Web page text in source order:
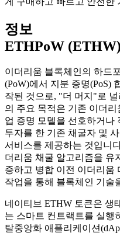
정보
ETHPoW (ETHW)
이더리움 블록체인의 하드
(PoW)에서 지분 증명(PoS)
작된 것으로, "더 머지"로
의 주요 목적은 기존 이더
업 증명 모델을 선호하거나
투자를 한 기존 채굴자 및
서비스를 제공하는 것입니
더리움 채굴 알고리즘을 유
증하고 병합 이전 이더리움
작업을 통해 블록체인 기술
네이티브 ETHW 토큰은 생
는 스마트 컨트랙트를 실행
탈중앙화 애플리케이션